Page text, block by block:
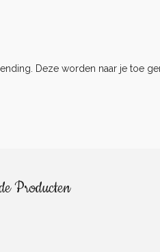
Deze worden naar je toe
Producten